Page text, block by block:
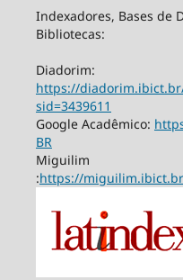
Indexadores, Bases de
Bibliotecas:
Diadorim:
https://
sid=3439611
Google Acadêmico:
BR
Miguilim
:https://